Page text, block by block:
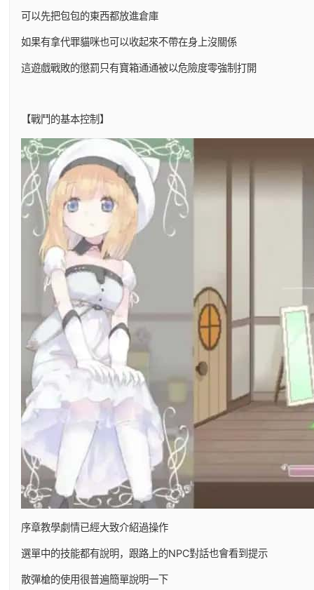
可以先把包包的東西都放進倉庫
如果有拿代罪貓咪也可以收起來不帶在身上沒關係
這遊戲戰敗的懲罰只有寶箱通通被以危險度零強制打開
【戰鬥的基本控制】
序章教學劇情已經大致介紹過操作
選單中的技能都有說明，跟路上的NPC對話也會看到提示
散彈槍的使用很普遍簡單說明一下